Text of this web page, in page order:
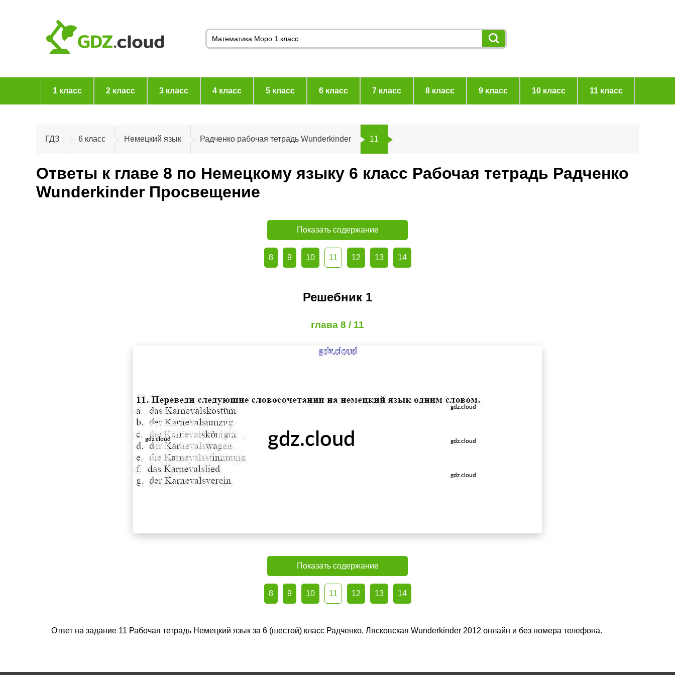
1 класс 2 класс 3 класс 4 класс 5 класс 6 класс 7 класс 8 класс 9 класс 10 класс 11 класс
ГДЗ 6 класс Немецкий язык Радченко рабочая тетрадь Wunderkinder 11
Ответы к главе 8 по Немецкому языку 6 класс Рабочая тетрадь Радченко
Wunderkinder Просвещение
Показать содержание
8 9 10 11 12 13 14
Решебник 1
глава 8 / 11
Показать содержание
8 9 10 11 12 13 14
Ответ на задание 11 Рабочая тетрадь Немецкий язык за 6 (шестой) класс Радченко, Лясковская Wunderkinder 2012 онлайн и без номера телефона.